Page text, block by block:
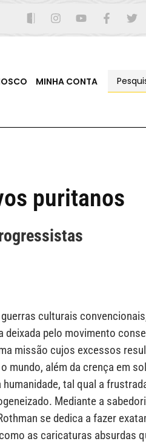
MINHA CONTA
puritanos
culturais
pelo movimento
missão cujos excessos
mundo, além da crença em
tal qual a
Mediante a
se dedica a fazer
as caricaturas absurdas